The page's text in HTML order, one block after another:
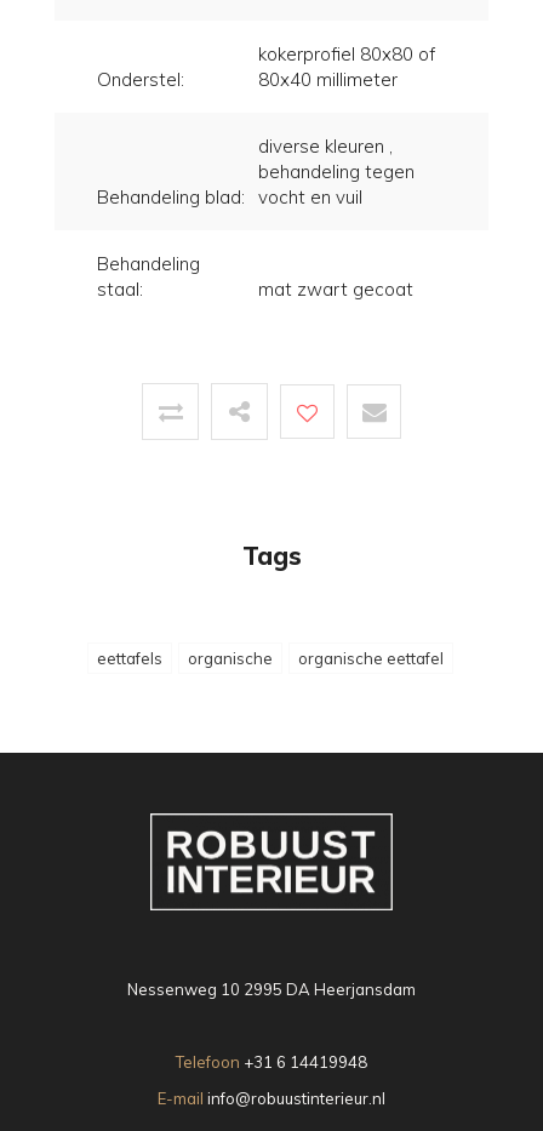
Onderstel:
kokerprofiel 80x80 of
80x40 millimeter
Behandeling blad:
diverse kleuren ,
behandeling tegen
vocht en vuil
Behandeling
staal:
mat zwart gecoat
Tags
eettafels organische organische eettafel
Nessenweg 10 2995 DA Heerjansdam
Telefoon +31 6 14419948
E-mail info@robuustinterieur.nl